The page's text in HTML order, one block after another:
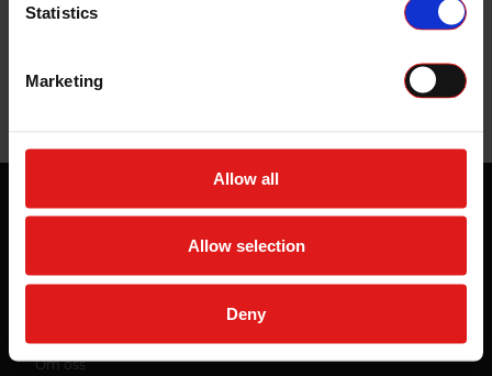
Statistics
Marketing
Allow all
Allow selection
Deny
Spesifikasjoner
Støttestag som er laget spesielt for Lazer Linear
Linear serien.
Om oss